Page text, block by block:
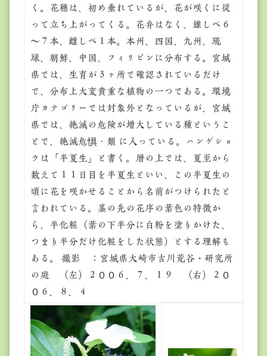
く。花穂は、初め垂れているが、花が咲くに従
って立ち上がってくる。花弁はなく、雄しべ６
～７本、雌しべ１本。本州、四国、九州、琉
球、朝鮮、中国、フィリピンに分布する。宮城
県では、生育が３ヶ所で確認されているだけ
で、分布上大変貴重な植物の一つである。環境
庁カテゴリーでは対象外となっているが、宮城
県では、絶滅の危険が増大している種というこ
とで、絶滅危惧Ⅱ類 に入っている。ハンゲショ
ウは「半夏生」と書く。暦の上では、夏至から
数えて１１日目を半夏生といい、この半夏生の
頃に花を咲かせることから名前がつけられたと
言われている。茎の先の花序の葉色の特徴か
ら、半化粧（葉の下半分に白粉を塗りかけた、
つまり半分だけ化粧をした状態）とする理解も
ある。 撮影 ：宮城県大崎市古川荒谷・研究所
の庭 （左）２００６．７．１９ （右）２０
０６．８．４